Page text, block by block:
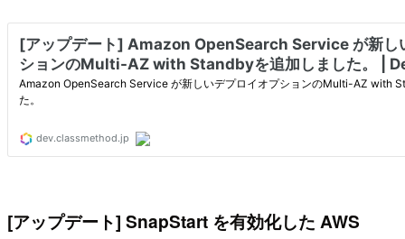
[アップデート] SnapStart を有効化した AWS